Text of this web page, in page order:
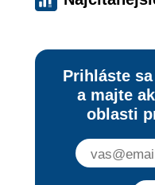
Prihláste
a majte
oblasti